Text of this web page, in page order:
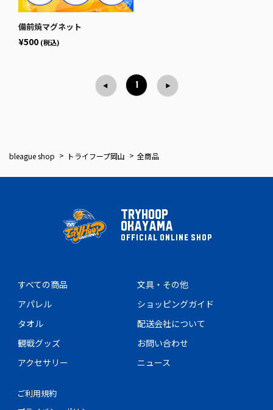
備前焼マグネット
¥500 (税込)
1
bleague shop トライフープ岡山 全商品
TRYHOOP
OKAYAMA
OFFICIAL ONLINE SHOP
すべての商品
アパレル
タオル
観戦グッズ
アクセサリー
文具・その他
ショッピングガイド
配送会社について
お問い合わせ
ニュース
ご利用規約